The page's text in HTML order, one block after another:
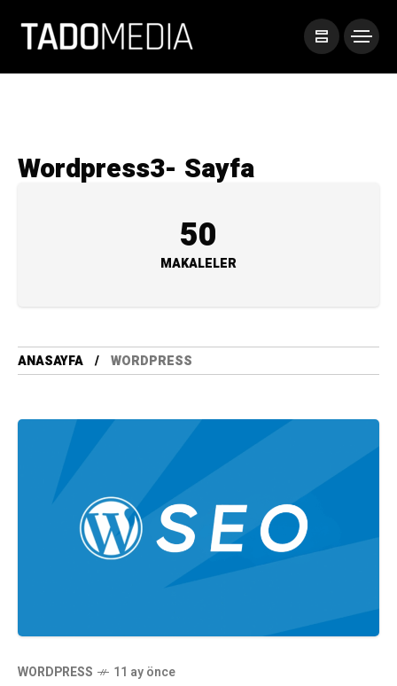
Wordpress3- Sayfa
50
MAKALELER
ANASAYFA WORDPRESS
WORDPRESS 11 ay önce